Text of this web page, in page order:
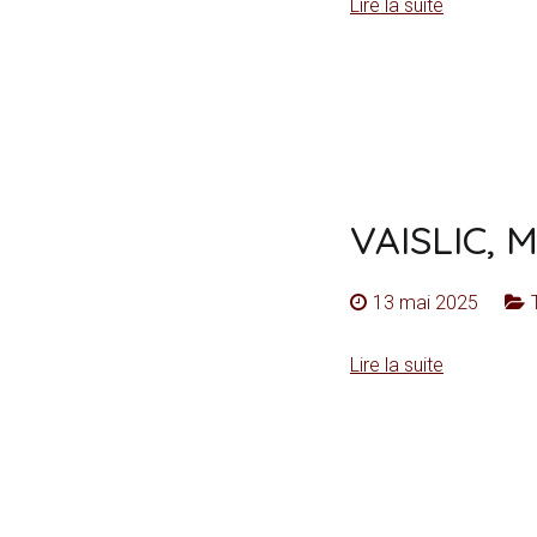
Lire la suite
VAISLIC,
13 mai 2025
Lire la suite